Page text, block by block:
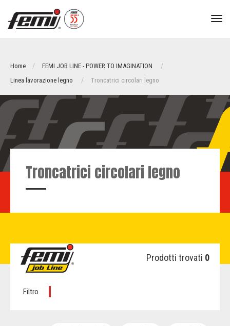
Home
FEMI JOB LINE - POWER TO IMAGINATION
Linea lavorazione legno
Troncatrici circolari legno
Troncatrici circolari legno
Prodotti trovati 0
Filtro